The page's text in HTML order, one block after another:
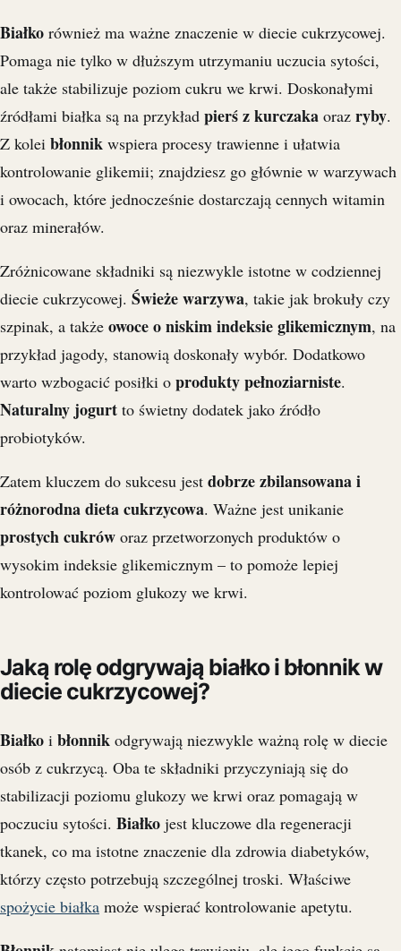
Białko również ma ważne znaczenie w diecie cukrzycowej.
Pomaga nie tylko w dłuższym utrzymaniu uczucia sytości,
ale także stabilizuje poziom cukru we krwi. Doskonałymi
źródłami białka są na przykład pierś z kurczaka oraz ryby.
Z kolei błonnik wspiera procesy trawienne i ułatwia
kontrolowanie glikemii; znajdziesz go głównie w warzywach
i owocach, które jednocześnie dostarczają cennych witamin
oraz minerałów.
Zróżnicowane składniki są niezwykle istotne w codziennej
diecie cukrzycowej. Świeże warzywa, takie jak brokuły czy
szpinak, a także owoce o niskim indeksie glikemicznym, na
przykład jagody, stanowią doskonały wybór. Dodatkowo
warto wzbogacić posiłki o produkty pełnoziarniste.
Naturalny jogurt to świetny dodatek jako źródło
probiotyków.
Zatem kluczem do sukcesu jest dobrze zbilansowana i
różnorodna dieta cukrzycowa. Ważne jest unikanie
prostych cukrów oraz przetworzonych produktów o
wysokim indeksie glikemicznym – to pomoże lepiej
kontrolować poziom glukozy we krwi.
Jaką rolę odgrywają białko i błonnik w
diecie cukrzycowej?
Białko i błonnik odgrywają niezwykle ważną rolę w diecie
osób z cukrzycą. Oba te składniki przyczyniają się do
stabilizacji poziomu glukozy we krwi oraz pomagają w
poczuciu sytości. Białko jest kluczowe dla regeneracji
tkanek, co ma istotne znaczenie dla zdrowia diabetyków,
którzy często potrzebują szczególnej troski. Właściwe
spożycie białka może wspierać kontrolowanie apetytu.